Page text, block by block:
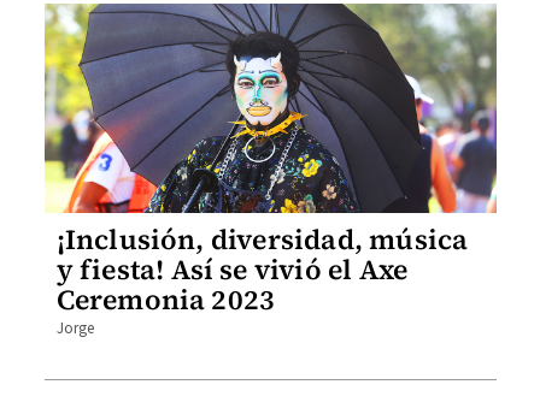
¡Inclusión, diversidad, música
y fiesta! Así se vivió el Axe
Ceremonia 2023
Jorge